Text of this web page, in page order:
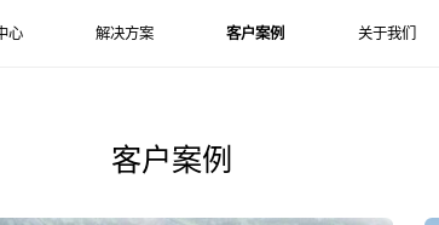
心 解决方案 客户案例 关于我们
客户案例